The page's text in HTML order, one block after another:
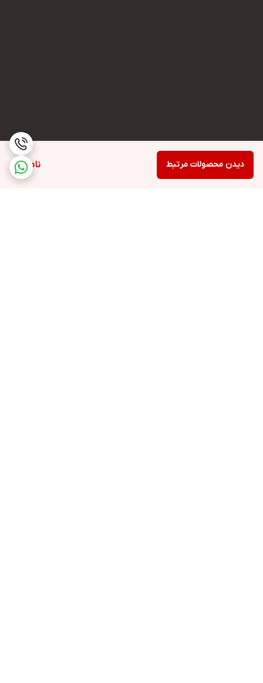
ناموجود دیدن محصولات مرتبط